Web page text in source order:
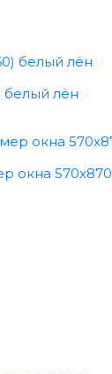
белый лён
окна 570x870